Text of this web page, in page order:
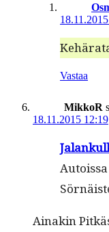
Vastaa
MikkoR
18.11.2015 12:19
Ainakin